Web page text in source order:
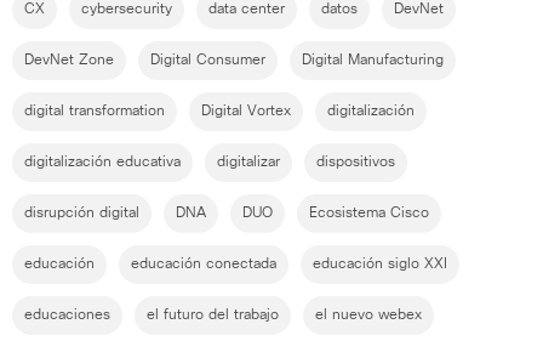
CX cybersecurity data center datos DevNet
DevNet Zone Digital Consumer Digital Manufacturing
digital transformation Digital Vortex digitalización
digitalización educativa digitalizar dispositivos
disrupción digital DNA DUO Ecosistema Cisco
educación educación conectada educación siglo XXI
educaciones el futuro del trabajo el nuevo webex